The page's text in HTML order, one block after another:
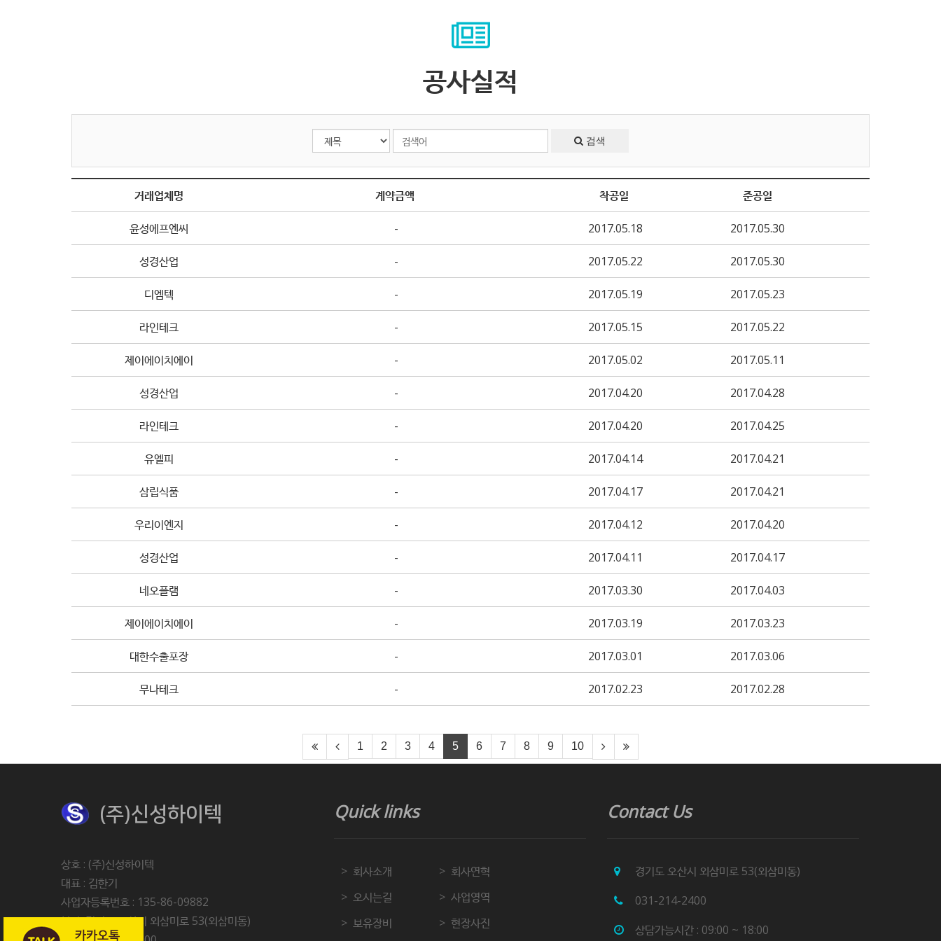
공사실적
검색
거래업체명 계약금액 착공일 준공일
윤성에프엔씨 - 2017.05.18 2017.05.30
성경산업 - 2017.05.22 2017.05.30
디엠텍 - 2017.05.19 2017.05.23
라인테크 - 2017.05.15 2017.05.22
제이에이치에이 - 2017.05.02 2017.05.11
성경산업 - 2017.04.20 2017.04.28
라인테크 - 2017.04.20 2017.04.25
유엘피 - 2017.04.14 2017.04.21
삼립식품 - 2017.04.17 2017.04.21
우리이엔지 - 2017.04.12 2017.04.20
성경산업 - 2017.04.11 2017.04.17
네오플램 - 2017.03.30 2017.04.03
제이에이치에이 - 2017.03.19 2017.03.23
대한수출포장 - 2017.03.01 2017.03.06
무나테크 - 2017.02.23 2017.02.28
1 2 3 4 5 6 7 8 9 10
(주)신성하이텍
상호 : (주)신성하이텍
대표 : 김한기
사업자등록번호 : 135-86-09882
본사 :경기도 오산시 외삼미로 53(외삼미동)
Quick links
회사소개
회사연혁
오시는길
사업영역
보유장비
현장사진
Contact Us
경기도 오산시 외삼미로 53(외삼미동)
031-214-2400
상담가능시간 : 09:00 ~ 18:00